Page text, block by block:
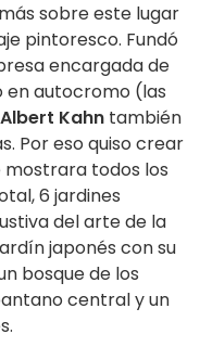
sobre este lugar
pintoresco. Fundó
encargada de
en autocromo (las
Albert Kahn también
Por eso quiso crear
todos los
6 jardines
del arte de la
japonés con su
bosque de los
central y un